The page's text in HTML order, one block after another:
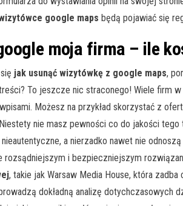
ówce google maps będą pojawiać się
moja firma – ile
jak usunąć wizytówkę z google maps,
To jeszcze nic straconego! Wiele firm
Możesz na przykład skorzystać z
nie masz pewności co do jakości
a nierzadko nawet nie
rozsądniejszym i bezpieczniejszym
, takie jak Warsaw Media House, która
dokładną analizę dotychczasowych